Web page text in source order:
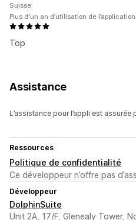
Top
Suisse
Plus d'un an d’utilisation de l’application
Assistance
L’assistance pour l’appli est assurée
Ressources
Politique de confidentialité
Ce développeur n’offre pas
Développeur
DolphinSuite
Unit 2A, 17/F, Glenealy Tower,